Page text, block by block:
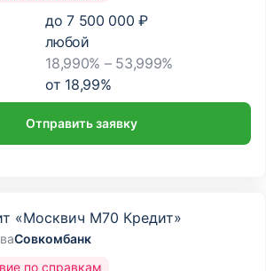
до 7 500 000 ₽
любой
18,990% – 53,999%
от 18,99%
Отправить заявку
«Москвич М70 Кредит»
Совкомбанк
по справкам